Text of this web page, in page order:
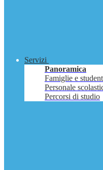
Servizi
Panoramica
Famiglie e
Personale
Percorsi di studio